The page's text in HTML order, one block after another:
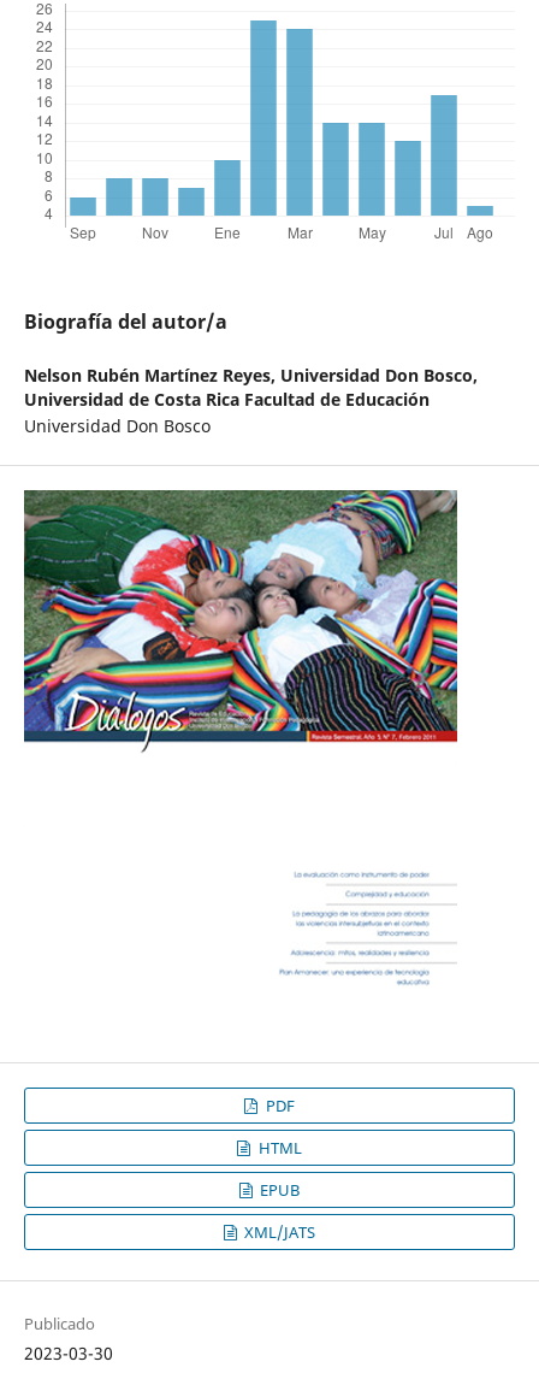
Biografía del autor/a
Nelson Rubén Martínez Reyes, Universidad Don Bosco,
Universidad de Costa Rica Facultad de Educación
Universidad Don Bosco
PDF
HTML
EPUB
XML/JATS
Publicado
2023-03-30